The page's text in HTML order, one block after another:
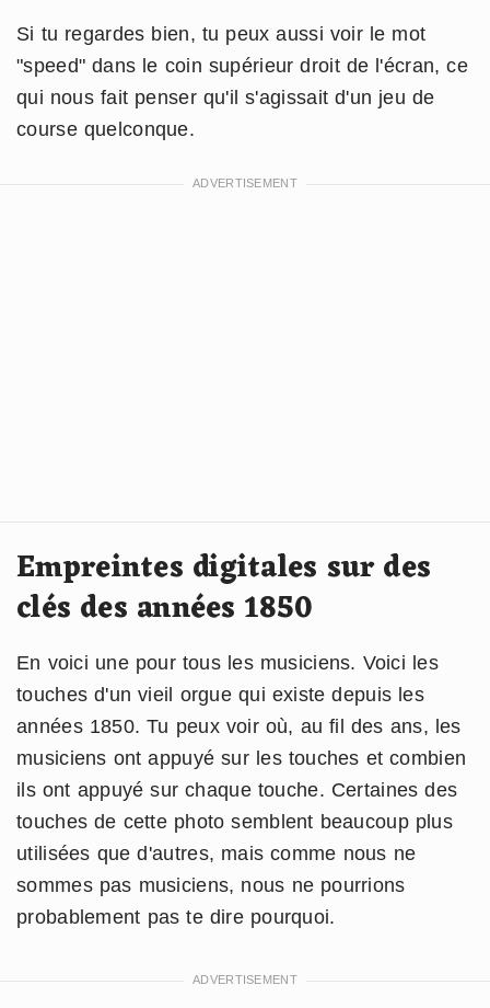
Si tu regardes bien, tu peux aussi voir le mot
"speed" dans le coin supérieur droit de l'écran, ce
qui nous fait penser qu'il s'agissait d'un jeu de
course quelconque.
Empreintes digitales sur des
clés des années 1850
En voici une pour tous les musiciens. Voici les
touches d'un vieil orgue qui existe depuis les
années 1850. Tu peux voir où, au fil des ans, les
musiciens ont appuyé sur les touches et combien
ils ont appuyé sur chaque touche. Certaines des
touches de cette photo semblent beaucoup plus
utilisées que d'autres, mais comme nous ne
sommes pas musiciens, nous ne pourrions
probablement pas te dire pourquoi.